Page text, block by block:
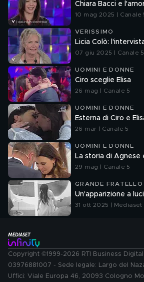
Chiara Bacci e
10 mag 2025 | Canale
VERISSIMO
Licia Colò:
07 giu 2025 | Canale 5
UOMINI E DONNE
Ciro sceglie Elisa
26 mag | Canale 5
UOMINI E DONNE
Esterna di Ciro e
26 mar | Canale 5
UOMINI E DONNE
La storia di Agnese
29 mag | Canale 5
GRANDE FRATELLO
Un'apparizione a
31 ott 2025 | Mediaset
Copyright ©1999-2026 RTI Business Digital
03976881007 - Sede legale: Largo del
Uffici: Viale Europa 46, 20093 Cologno